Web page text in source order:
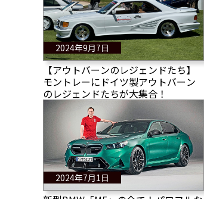
2024年9月7日
【アウトバーンのレジェンドたち】
モントレーにドイツ製アウトバーン
のレジェンドたちが大集合！
2024年7月1日